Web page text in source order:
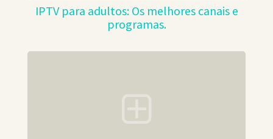
IPTV para adultos: Os melhores canais e
programas.